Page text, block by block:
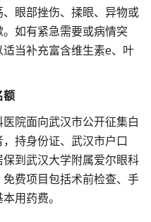
眼部挫伤、揉眼、异物或
如有紧急需要或病情突
当补充富含维生素e、叶
额
院面向武汉市公开征集白
持身份证、武汉市户口
到武汉大学附属爱尔眼科
费项目包括术前检查、手
用药费。